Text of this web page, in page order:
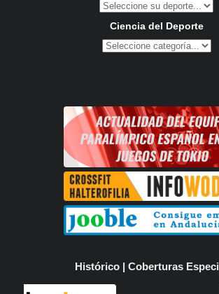
Ciencia del Deporte
Histórico | Coberturas